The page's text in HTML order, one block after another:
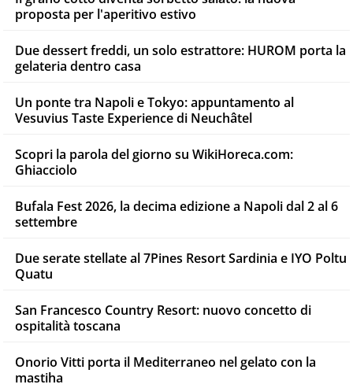
proposta per l'aperitivo estivo
Due dessert freddi, un solo estrattore: HUROM porta la
gelateria dentro casa
Un ponte tra Napoli e Tokyo: appuntamento al
Vesuvius Taste Experience di Neuchâtel
Scopri la parola del giorno su WikiHoreca.com:
Ghiacciolo
Bufala Fest 2026, la decima edizione a Napoli dal 2 al 6
settembre
Due serate stellate al 7Pines Resort Sardinia e IYO Poltu
Quatu
San Francesco Country Resort: nuovo concetto di
ospitalità toscana
Onorio Vitti porta il Mediterraneo nel gelato con la
mastiha